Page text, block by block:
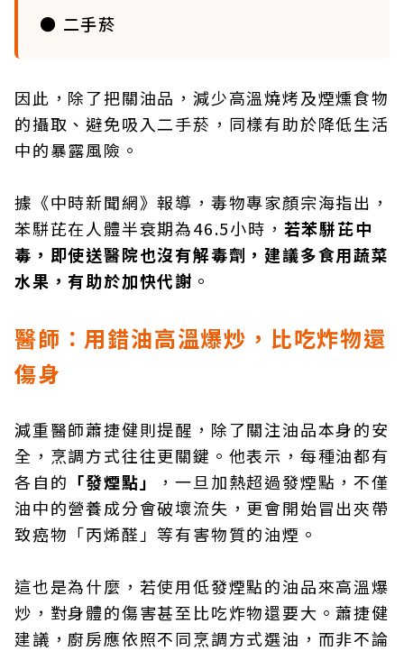
● 二手菸
因此，除了把關油品，減少高溫燒烤及煙燻食物
的攝取、避免吸入二手菸，同樣有助於降低生活
中的暴露風險。
據《中時新聞網》報導，毒物專家顏宗海指出，
苯駢芘在人體半衰期為46.5小時， 若苯駢芘中
毒，即使送醫院也沒有解毒劑，建議多食用蔬菜
水果，有助於加快代謝 。
醫師：用錯油高溫爆炒，比吃炸物還
傷身
減重醫師蕭捷健則提醒，除了關注油品本身的安
全，烹調方式往往更關鍵。他表示，每種油都有
各自的 「發煙點」
，一旦加熱超過發煙點，不僅
油中的營養成分會破壞流失，更會開始冒出夾帶
致癌物「丙烯醛」等有害物質的油煙。
這也是為什麼，若使用低發煙點的油品來高溫爆
炒，對身體的傷害甚至比吃炸物還要大。蕭捷健
建議，廚房應依照不同烹調方式選油，而非不論